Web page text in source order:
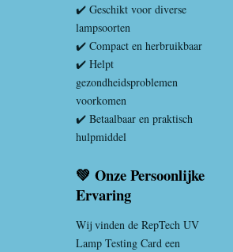
✔️ Geschikt voor diverse
lampsoorten
✔️ Compact en herbruikbaar
✔️ Helpt
gezondheidsproblemen
voorkomen
✔️ Betaalbaar en praktisch
hulpmiddel
💚 Onze Persoonlijke
Ervaring
Wij vinden de RepTech UV
Lamp Testing Card een